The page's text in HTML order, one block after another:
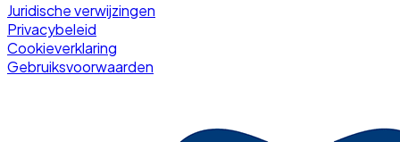
Juridische verwijzingen
Privacybeleid
Cookieverklaring
Gebruiksvoorwaarden